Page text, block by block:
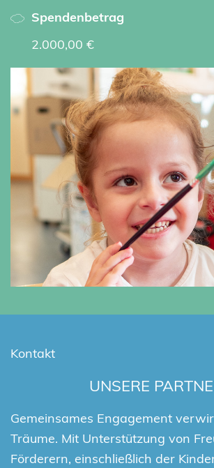
Spendenbetrag
2.000,00 €
Kontakt
UNSERE
Gemeinsames Engagement
Träume. Mit Unterstützung von
Förderern, einschließlich der